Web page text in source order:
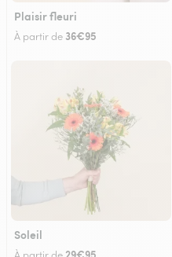
Plaisir fleuri
À partir de 36€95
Soleil